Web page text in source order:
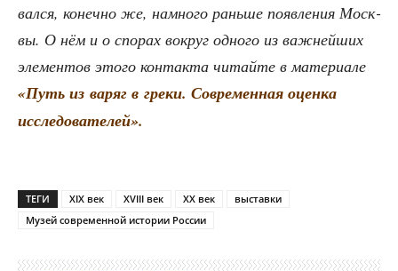
вал­ся, конеч­но же, намно­го рань­ше появ­ле­ния Моск­
вы. О нём и о спо­рах вокруг одно­го из важ­ней­ших
эле­мен­тов это­го кон­так­та читай­те в мате­ри­а­ле
«Путь из варяг в гре­ки. Совре­мен­ная оцен­ка
исследователей».
ТЕГИ XIX век XVIII век XX век
выставки
Музей современной истории России